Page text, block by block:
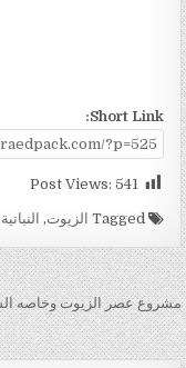
Short Link:
Post Views: 541
Tagged الزيوت, النباتية
تصفّح
مشروع عصر الزيوت وخاصه